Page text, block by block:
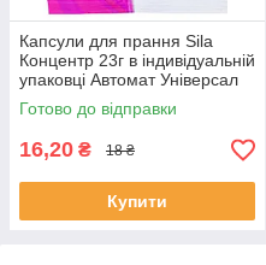
Капсули для прання Sila
Концентр 23г в індивідуальній
упаковці Автомат Універсал
-603617
Готово до відправки
16,20 ₴ 18 ₴
Купити